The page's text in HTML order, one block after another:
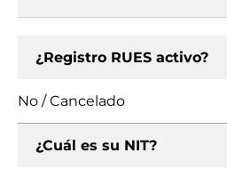
¿Registro RUES activo?
No / Cancelado
¿Cuál es su NIT?